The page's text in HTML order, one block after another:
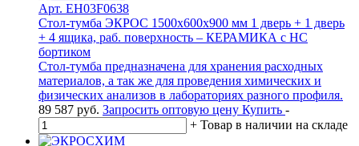
Арт. EH03F0638
Стол-тумба ЭКРОС 1500х600х900 мм 1 дверь + 1 дверь
+ 4 ящика, раб. поверхность – КЕРАМИКА с НС
бортиком
Стол-тумба предназначена для хранения расходных
материалов, а так же для проведения химических и
физических анализов в лабораториях разного профиля.
89 587 руб. Запросить оптовую цену Купить -
+ Товар в наличии на складе